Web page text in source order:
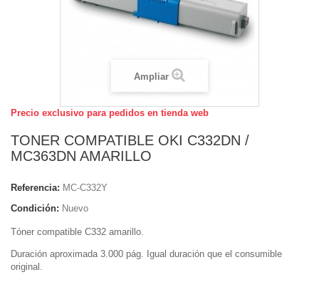
Ampliar
Precio exclusivo para pedidos en tienda web
TONER COMPATIBLE OKI C332DN /
MC363DN AMARILLO
Referencia: MC-C332Y
Condición: Nuevo
Tóner compatible C332 amarillo.
Duración aproximada 3.000 pág. Igual duración que el consumible
original.